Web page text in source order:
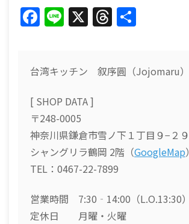
F
a
e
b
o
o
k
Li
n
X T
h
a
台湾キッチン 叙序圓（Jojomaru）
[ SHOP DATA ]
〒248-0005
神奈川県鎌倉市雪ノ下１丁目９−２９
シャングリラ鶴岡 2階（GoogleMap）
TEL：0467-22-7899
営業時間 7:30‐14:00（L.O.13:30）
定休日 月曜・火曜